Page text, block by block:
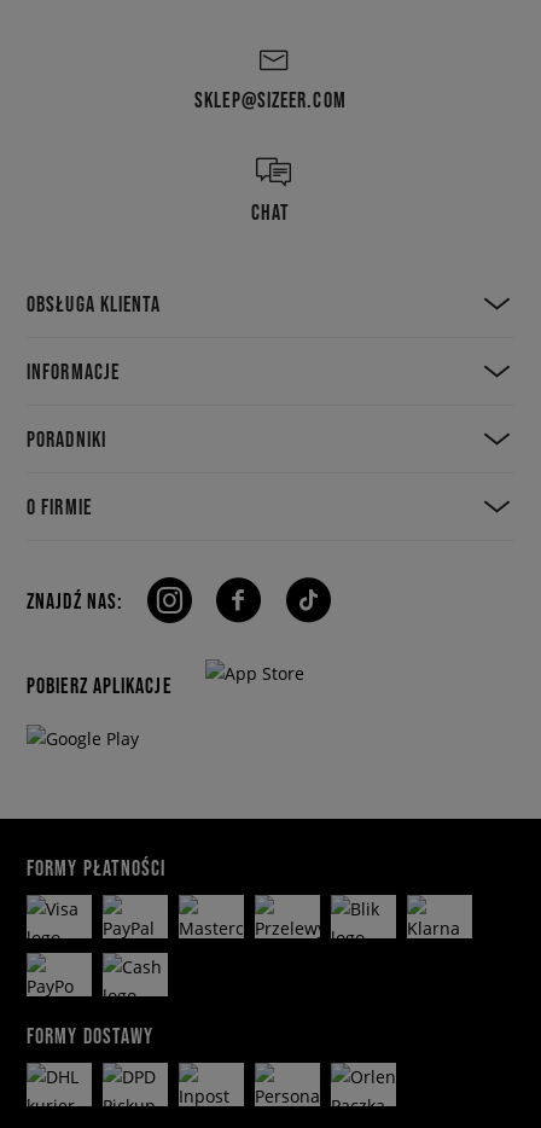
SKLEP@SIZEER.COM
CHAT
OBSŁUGA KLIENTA
INFORMACJE
PORADNIKI
O FIRMIE
ZNAJDŹ NAS:
POBIERZ APLIKACJE
FORMY PŁATNOŚCI
FORMY DOSTAWY